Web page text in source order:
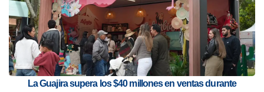
La Guajira supera los $40 millones en ventas durante